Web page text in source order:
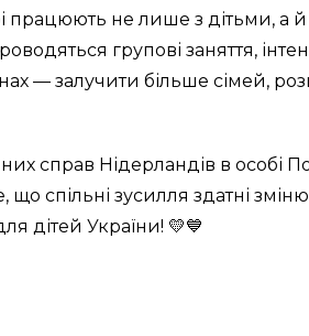
не лише з дітьми, а
групові заняття,
— залучити більше сімей,
справ Нідерландів в особі
що спільні зусилля здатні
дітей України! 💛💙